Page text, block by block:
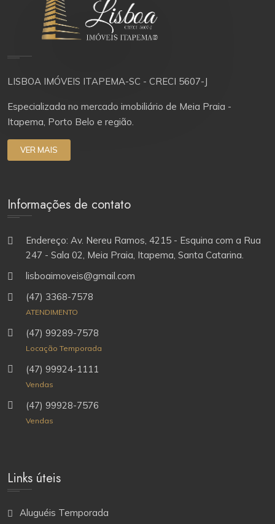
LISBOA IMÓVEIS ITAPEMA-SC - CRECI 5607-J
Especializada no mercado imobiliário de Meia Praia -
Itapema, Porto Belo e região.
VER MAIS
Informações de contato
Endereço: Av. Nereu Ramos, 4215 - Esquina com a Rua
247 - Sala 02, Meia Praia, Itapema, Santa Catarina.
lisboaimoveis@gmail.com
(47) 3368-7578
ATENDIMENTO
(47) 99289-7578
Locação Temporada
(47) 99924-1111
Vendas
(47) 99928-7576
Vendas
Links úteis
Aluguéis Temporada